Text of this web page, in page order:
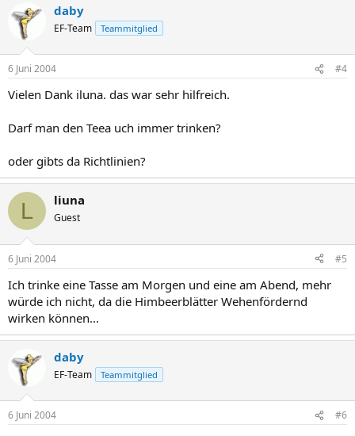
daby
EF-Team Teammitglied
6 Juni 2004 #4
Vielen Dank iluna. das war sehr hilfreich.
Darf man den Teea uch immer trinken?
oder gibts da Richtlinien?
L liuna
Guest
6 Juni 2004 #5
Ich trinke eine Tasse am Morgen und eine am Abend, mehr
würde ich nicht, da die Himbeerblätter Wehenfördernd
wirken können...
daby
EF-Team Teammitglied
6 Juni 2004 #6